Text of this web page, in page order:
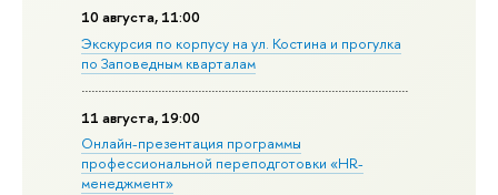
10 августа, 11:00
Экскурсия по корпусу на ул. Костина и прогулка
по Заповедным кварталам
11 августа, 19:00
Онлайн-презентация программы
профессиональной переподготовки «HR-
менеджмент»